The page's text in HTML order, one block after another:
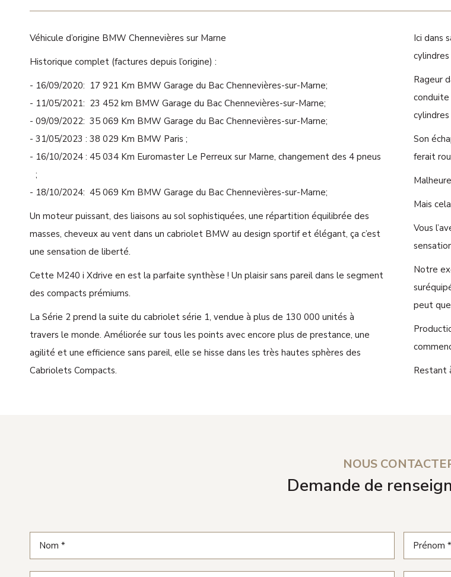
Véhicule d’origine BMW Chennevières sur Marne
Historique complet (factures depuis l’origine) :
16/09/2020: 17 921 Km BMW Garage du Bac Chennevières-sur-Marne;
11/05/2021: 23 452 km BMW Garage du Bac Chennevières-sur-Marne;
09/09/2022: 35 069 Km BMW Garage du Bac Chennevières-sur-Marne;
31/05/2023 : 38 029 Km BMW Paris ;
16/10/2024 : 45 034 Km Euromaster Le Perreux sur Marne, changement des 4 pneus
;
18/10/2024: 45 069 Km BMW Garage du Bac Chennevières-sur-Marne;
Un moteur puissant, des liaisons au sol sophistiquées, une répartition équilibrée des
masses, cheveux au vent dans un cabriolet BMW au design sportif et élégant, ça c’est
une sensation de liberté.
Cette M240 i Xdrive en est la parfaite synthèse ! Un plaisir sans pareil dans le segment
des compacts prémiums.
La Série 2 prend la suite du cabriolet série 1, vendue à plus de 130 000 unités à
travers le monde. Améliorée sur tous les points avec encore plus de prestance, une
agilité et une efficience sans pareil, elle se hisse dans les très hautes sphères des
Cabriolets Compacts.
Ici dans
Rageur
conduite
Son
ferait
Mais
Vous
Notre
peut
Restant
NOUS
Demande de